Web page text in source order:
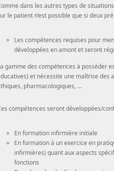
dans les autres types de
le patient n’est possible que si deux
Les compétences requises pour
développées en amont et seront
gamme des compétences à posséder
et nécessite une maîtrise
pharmacologiques, …
compétences seront développées/
En formation infirmière initiale
En formation à un exercice en
infirmières) quant aux aspects
fonctions